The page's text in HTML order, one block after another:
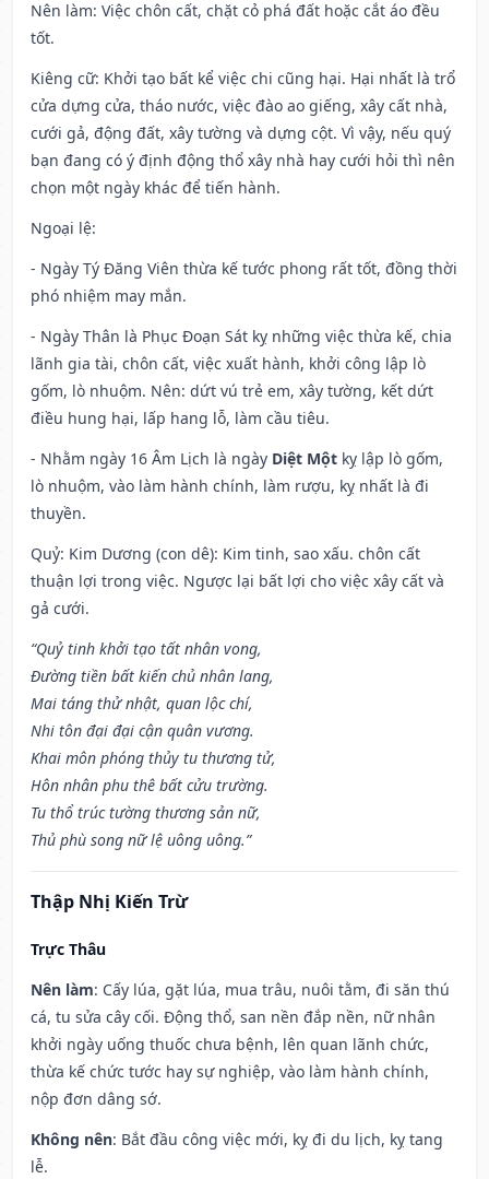
Nên làm: Việc chôn cất, chặt cỏ phá đất hoặc cắt áo đều
tốt.
Kiêng cữ: Khởi tạo bất kể việc chi cũng hại. Hại nhất là trổ
cửa dựng cửa, tháo nước, việc đào ao giếng, xây cất nhà,
cưới gả, động đất, xây tường và dựng cột. Vì vậy, nếu quý
bạn đang có ý định động thổ xây nhà hay cưới hỏi thì nên
chọn một ngày khác để tiến hành.
Ngoại lệ:
- Ngày Tý Đăng Viên thừa kế tước phong rất tốt, đồng thời
phó nhiệm may mắn.
- Ngày Thân là Phục Đoạn Sát kỵ những việc thừa kế, chia
lãnh gia tài, chôn cất, việc xuất hành, khởi công lập lò
gốm, lò nhuộm. Nên: dứt vú trẻ em, xây tường, kết dứt
điều hung hại, lấp hang lỗ, làm cầu tiêu.
- Nhằm ngày 16 Âm Lịch là ngày Diệt Một kỵ lập lò gốm,
lò nhuộm, vào làm hành chính, làm rượu, kỵ nhất là đi
thuyền.
Quỷ: Kim Dương (con dê): Kim tinh, sao xấu. chôn cất
thuận lợi trong việc. Ngược lại bất lợi cho việc xây cất và
gả cưới.
“Quỷ tinh khởi tạo tất nhân vong,
Đường tiền bất kiến chủ nhân lang,
Mai táng thử nhật, quan lộc chí,
Nhi tôn đại đại cận quân vương.
Khai môn phóng thủy tu thương tử,
Hôn nhân phu thê bất cửu trường.
Tu thổ trúc tường thương sản nữ,
Thủ phù song nữ lệ uông uông.”
Thập Nhị Kiến Trừ
Trực Thâu
Nên làm: Cấy lúa, gặt lúa, mua trâu, nuôi tằm, đi săn thú
cá, tu sửa cây cối. Động thổ, san nền đắp nền, nữ nhân
khởi ngày uống thuốc chưa bệnh, lên quan lãnh chức,
thừa kế chức tước hay sự nghiệp, vào làm hành chính,
nộp đơn dâng sớ.
Không nên: Bắt đầu công việc mới, kỵ đi du lịch, kỵ tang
lễ.